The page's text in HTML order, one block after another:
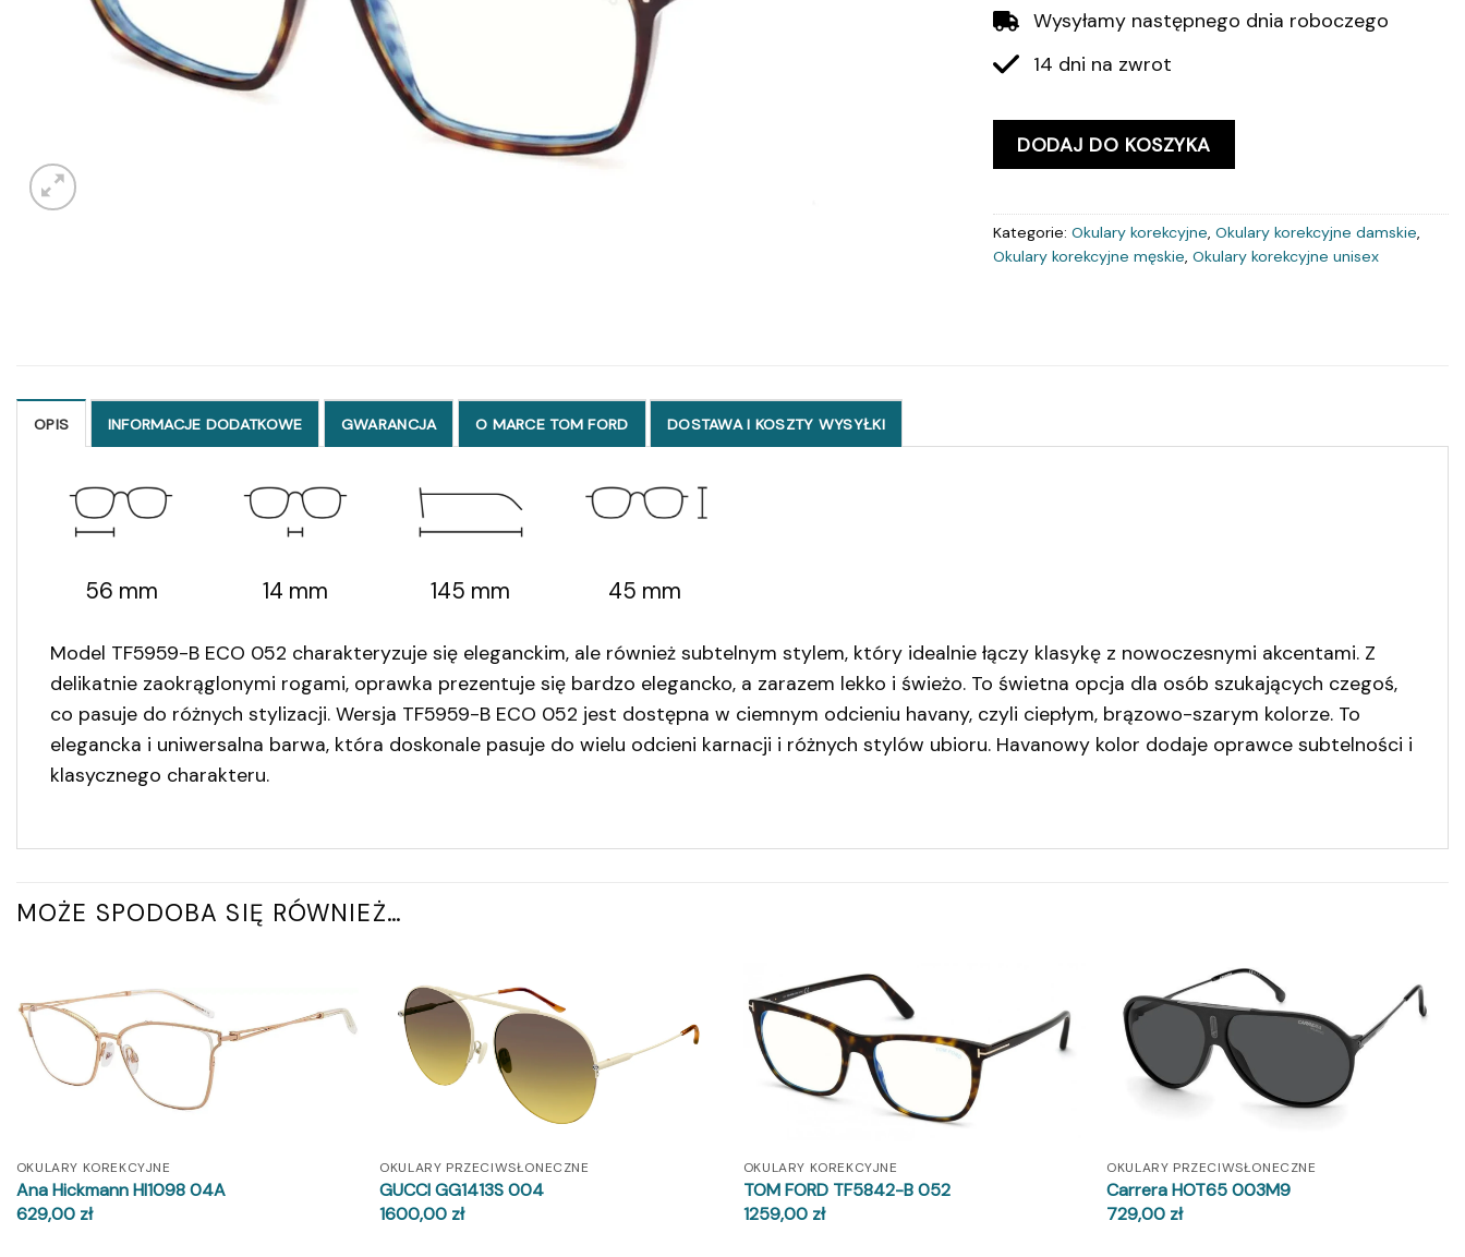
Wysyłamy następnego dnia roboczego
14 dni na zwrot
DODAJ DO KOSZYKA
Kategorie: Okulary korekcyjne, Okulary korekcyjne damskie,
Okulary korekcyjne męskie, Okulary korekcyjne unisex
OPIS INFORMACJE DODATKOWE GWARANCJA O MARCE TOM FORD DOSTAWA I KOSZTY WYSYŁKI
56 mm 14 mm 145 mm 45 mm
Model TF5959-B ECO 052 charakteryzuje się eleganckim, ale również subtelnym stylem, który idealnie łączy klasykę z nowoczesnymi akcentami. Z
delikatnie zaokrąglonymi rogami, oprawka prezentuje się bardzo elegancko, a zarazem lekko i świeżo. To świetna opcja dla osób szukających czegoś,
co pasuje do różnych stylizacji. Wersja TF5959-B ECO 052 jest dostępna w ciemnym odcieniu havany, czyli ciepłym, brązowo-szarym kolorze. To
elegancka i uniwersalna barwa, która doskonale pasuje do wielu odcieni karnacji i różnych stylów ubioru. Havanowy kolor dodaje oprawce subtelności i
klasycznego charakteru.
MOŻE SPODOBA SIĘ RÓWNIEŻ…
OKULARY KOREKCYJNE
Ana Hickmann HI1098 04A
629,00 zł
OKULARY PRZECIWSŁONECZNE
GUCCI GG1413S 004
1600,00 zł
OKULARY KOREKCYJNE
TOM FORD TF5842-B 052
1259,00 zł
OKULARY PRZECIWSŁONECZNE
Carrera HOT65 003M9
729,00 zł